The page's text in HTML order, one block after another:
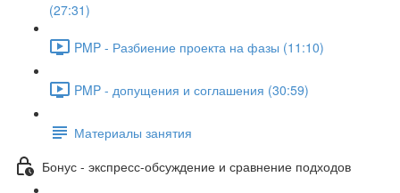
(27:31)
PMP - Разбиение проекта на фазы (11:10)
PMP - допущения и соглашения (30:59)
Материалы занятия
Бонус - экспресс-обсуждение и сравнение подходов